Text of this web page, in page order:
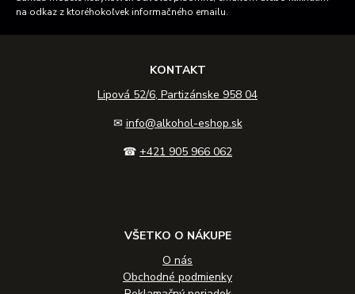
na odkaz z ktoréhokoľvek informačného emailu.
KONTAKT
Lipová 52/6, Partizánske 958 04
✉ info@alkohol-eshop.sk
☎ +421 905 966 062
VŠETKO O NÁKUPE
O nás
Obchodné podmienky